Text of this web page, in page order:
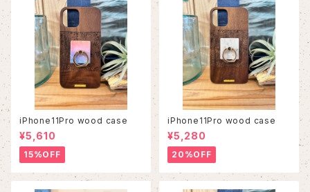
iPhone11Pro wood case
¥5,610
15%OFF
iPhone11Pro wood case
¥5,280
20%OFF